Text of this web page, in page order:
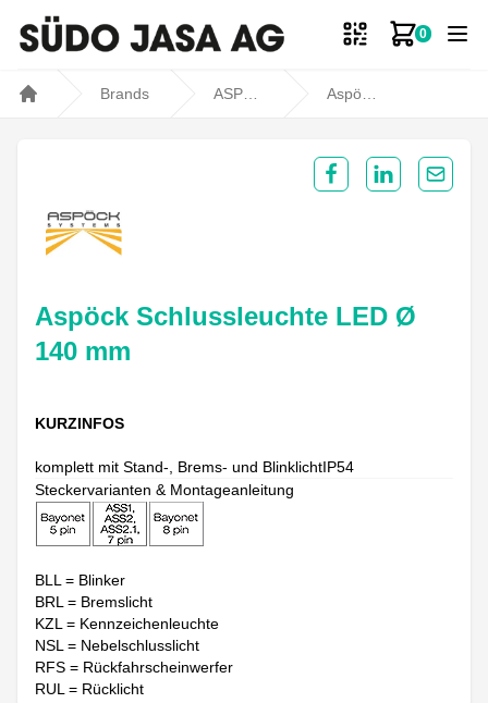
0
Zum
Brands
Aspöck Schlussleuchte LED Ø
140 mm
KURZINFOS
komplett mit Stand-, Brems- und BlinklichtIP54
Steckervarianten & Montageanleitung
BLL = Blinker
BRL = Bremslicht
KZL = Kennzeichenleuchte
NSL = Nebelschlusslicht
RFS = Rückfahrscheinwerfer
RUL = Rücklicht
Share on Facebook
Share onShare